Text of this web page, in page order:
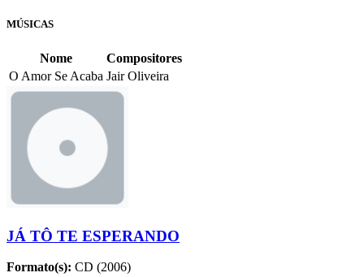
MÚSICAS
Nome
Compositores
O Amor Se Acaba Jair Oliveira
JÁ TÔ TE ESPERANDO
Formato(s): CD (2006)